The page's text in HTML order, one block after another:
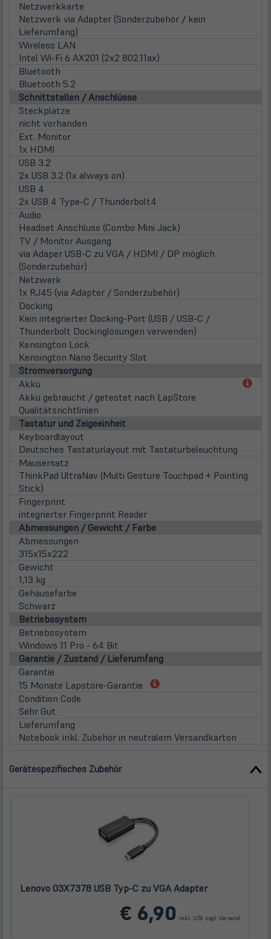
Netzwerkkarte
Netzwerk via Adapter (Sonderzubehör / kein
Lieferumfang)
Wireless LAN
Intel Wi-Fi 6 AX201 (2x2 802.11ax)
Bluetooth
Bluetooth 5.2
Schnittstellen / Anschlüsse
Steckplätze
nicht vorhanden
Ext. Monitor
1x HDMI
USB 3.2
2x USB 3.2 (1x always on)
USB 4
2x USB 4 Type-C / Thunderbolt4
Audio
Headset Anschluss (Combo Mini Jack)
TV / Monitor Ausgang
via Adaper USB-C zu VGA / HDMI / DP möglich
(Sonderzubehör)
Netzwerk
1x RJ45 (via Adapter / Sonderzubehör)
Docking
Kein integrierter Docking-Port (USB / USB-C /
Thunderbolt Dockinglösungen verwenden)
Kensington Lock
Kensington Nano Security Slot
Stromversorgung
Akku
Akku gebraucht / getestet nach LapStore
Qualitätsrichtlinien
Tastatur und Zeigeeinheit
Keyboardlayout
Deutsches Tastaturlayout mit Tastaturbeleuchtung
Mausersatz
ThinkPad UltraNav (Multi Gesture Touchpad + Pointing
Stick)
Fingerprint
integrierter Fingerprint Reader
Abmessungen / Gewicht / Farbe
Abmessungen
315x15x222
Gewicht
1,13 kg
Gehäusefarbe
Schwarz
Betriebssystem
Betriebssystem
Windows 11 Pro - 64 Bit
Garantie / Zustand / Lieferumfang
Garantie
15 Monate Lapstore-Garantie
(öffnet
Condition Code
Sehr Gut
Lieferumfang
Notebook inkl. Zubehör in neutralem Versandkarton
Gerätespezifisches Zubehör
Lenovo 03X7378 USB Typ-C zu VGA Adapter
€ 6,90 inkl. USt zzgl. Versand